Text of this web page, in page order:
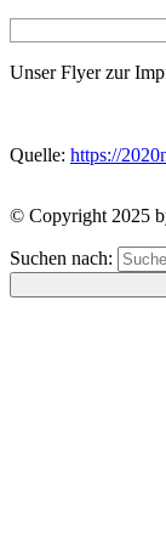
Unser Flyer zur
Quelle: https://
© Copyright 2025
Suchen nach: